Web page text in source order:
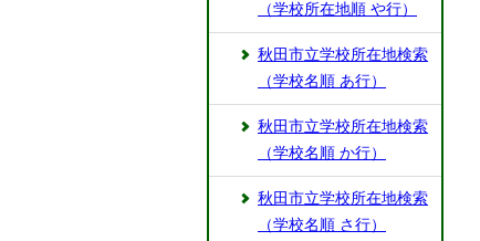
（学校所在地順 や行）
秋田市立学校所在地検索
（学校名順 あ行）
秋田市立学校所在地検索
（学校名順 か行）
秋田市立学校所在地検索
（学校名順 さ行）